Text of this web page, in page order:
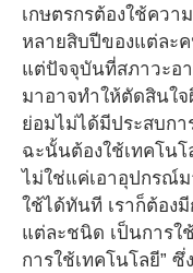
เกษตรกรต้องใช้คว
หลายสิบปีของแต่ละ
แต่ปัจจุบันที่สภาวะอ
มาอาจทำให้ตัดสินใ
ย่อมไม่ได้มีประสบก
ฉะนั้นต้องใช้เทคโน
ไม่ใช่แค่เอาอุปกรณ์
ใช้ได้ทันที เราก็ต้อง
แต่ละชนิด เป็นการใ
การใช้เทคโนโลยี”